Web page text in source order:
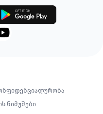
ნიმუშები